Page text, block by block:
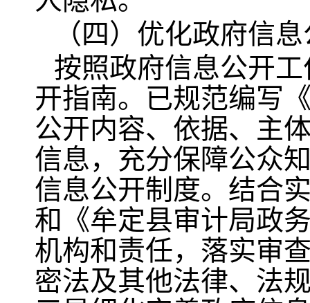
（四）优化政府信
按照政府信息公开
开指南。已规范编写
公开内容、依据、主
信息，充分保障公众
信息公开制度。结合
和《牟定县审计局政
机构和责任，落实审
密法及其他法律、法